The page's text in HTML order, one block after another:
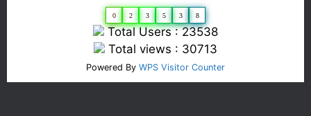
0 2 3 5 3 8
Total Users : 23538
Total views : 30713
Powered By WPS Visitor Counter